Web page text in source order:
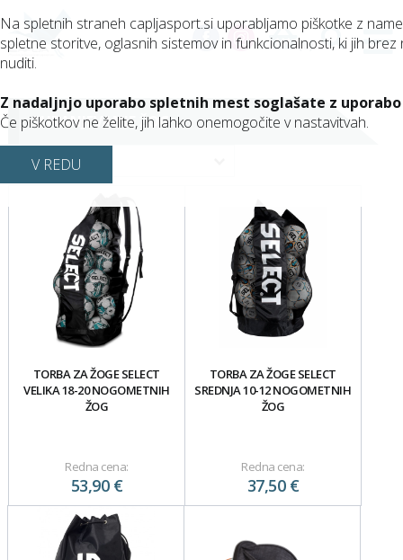
(0)
SHRANJEVANJE ŽOG
TORBA ZA ŽOGE SELECT
VELIKA 18-20 NOGOMETNIH
ŽOG
Redna cena:
53,90 €
TORBA ZA ŽOGE SELECT
SREDNJA 10-12 NOGOMETNIH
ŽOG
Redna cena:
37,50 €
Na spletnih straneh capljasport.si uporabljamo piškotke z
spletne storitve, oglasnih sistemov in funkcionalnosti, ki jih brez
nuditi.
Z nadaljnjo uporabo spletnih mest soglašate z
Če piškotkov ne želite, jih lahko onemogočite v nastavitvah.
V REDU